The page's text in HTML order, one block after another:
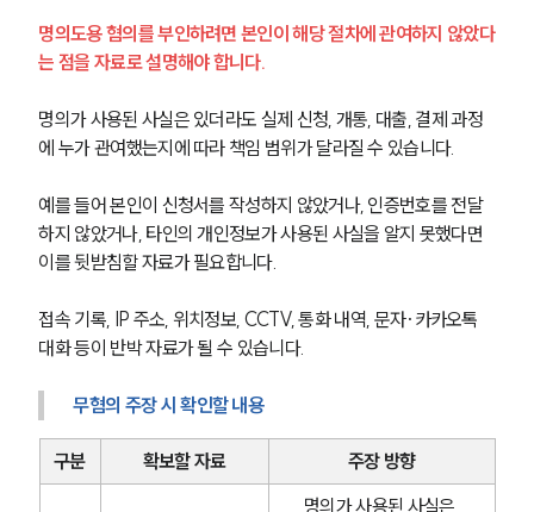
통합검색
AI대륜
업무사례
사례분석/최신동향
형사 법률정보
법률지식인
형사소송·상담후기
업무분야
형사그룹 업무
전체
명의도용 혐의를 부인하려면 본인이 해당 절차에 관여하지 않았다
는 점을 자료로 설명해야 합니다.
명의가 사용된 사실은 있더라도 실제 신청, 개통, 대출, 결제 과정
에 누가 관여했는지에 따라 책임 범위가 달라질 수 있습니다.
예를 들어 본인이 신청서를 작성하지 않았거나, 인증번호를 전달
하지 않았거나, 타인의 개인정보가 사용된 사실을 알지 못했다면
이를 뒷받침할 자료가 필요합니다.
접속 기록, IP 주소, 위치정보, CCTV, 통화 내역, 문자·카카오톡
대화 등이 반박 자료가 될 수 있습니다.
무혐의 주장 시 확인할 내용
구분 확보할 자료 주장 방향
명의가 사용된 사실은